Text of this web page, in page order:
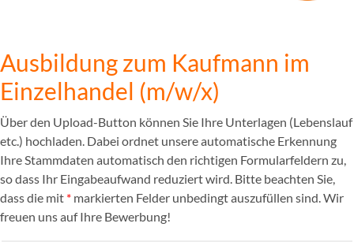
Ausbildung zum Kaufmann im
Einzelhandel (m/w/x)
Über den Upload-Button können Sie Ihre Unterlagen (Lebenslauf
etc.) hochladen. Dabei ordnet unsere automatische Erkennung
Ihre Stammdaten automatisch den richtigen Formularfeldern zu,
so dass Ihr Eingabeaufwand reduziert wird. Bitte beachten Sie,
dass die mit * markierten Felder unbedingt auszufüllen sind. Wir
freuen uns auf Ihre Bewerbung!